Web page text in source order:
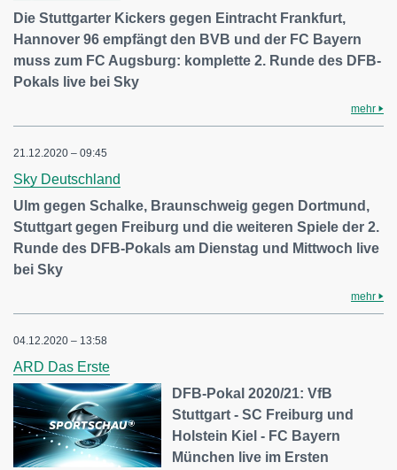
Die Stuttgarter Kickers gegen Eintracht Frankfurt,
Hannover 96 empfängt den BVB und der FC Bayern
muss zum FC Augsburg: komplette 2. Runde des DFB-
Pokals live bei Sky
mehr
21.12.2020 – 09:45
Sky Deutschland
Ulm gegen Schalke, Braunschweig gegen Dortmund,
Stuttgart gegen Freiburg und die weiteren Spiele der 2.
Runde des DFB-Pokals am Dienstag und Mittwoch live
bei Sky
mehr
04.12.2020 – 13:58
ARD Das Erste
DFB-Pokal 2020/21: VfB
Stuttgart - SC Freiburg und
Holstein Kiel - FC Bayern
München live im Ersten